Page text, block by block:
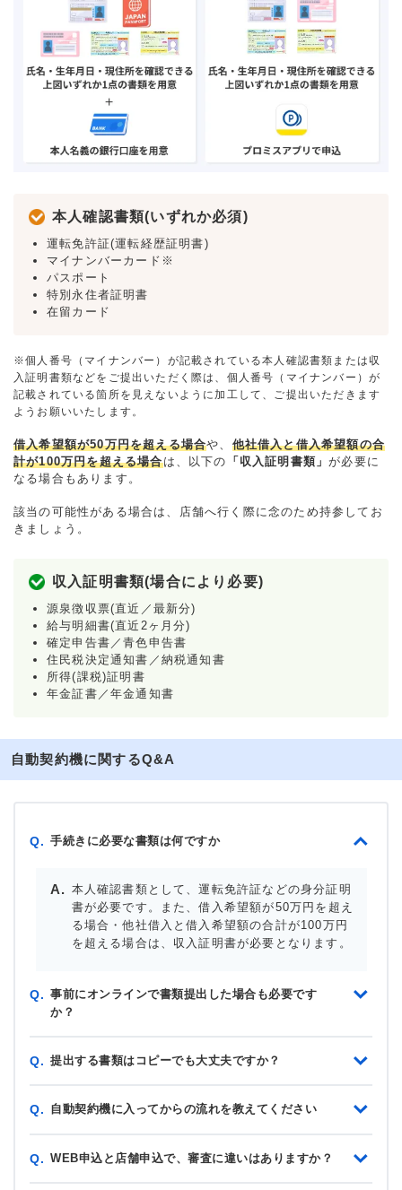
本人確認書類(いずれか必須)
運転免許証(運転経歴証明書)
マイナンバーカード※
パスポート
特別永住者証明書
在留カード
※個人番号（マイナンバー）が記載されている本人確認書類または収
入証明書類などをご提出いただく際は、個人番号（マイナンバー）が
記載されている箇所を見えないように加工して、ご提出いただきます
ようお願いいたします。
借入希望額が50万円を超える場合や、 他社借入と借入希望額の合
計が100万円を超える場合は、以下の 「収入証明書類」が必要に
なる場合もあります。
該当の可能性がある場合は、店舗へ行く際に念のため持参してお
きましょう。
収入証明書類(場合により必要)
源泉徴収票(直近／最新分)
給与明細書(直近2ヶ月分)
確定申告書／青色申告書
住民税決定通知書／納税通知書
所得(課税)証明書
年金証書／年金通知書
自動契約機に関するQ&A
Q. 手続きに必要な書類は何ですか
本人確認書類として、運転免許証などの身分証明
書が必要です。また、借入希望額が50万円を超え
る場合・他社借入と借入希望額の合計が100万円
を超える場合は、収入証明書が必要となります。
Q. 事前にオンラインで書類提出した場合も必要です
か？
Q. 提出する書類はコピーでも大丈夫ですか？
Q. 自動契約機に入ってからの流れを教えてください
Q. WEB申込と店舗申込で、審査に違いはありますか？